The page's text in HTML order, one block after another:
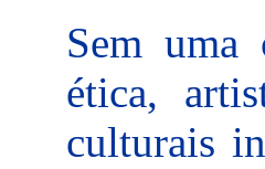
Sem uma
ética,
culturais